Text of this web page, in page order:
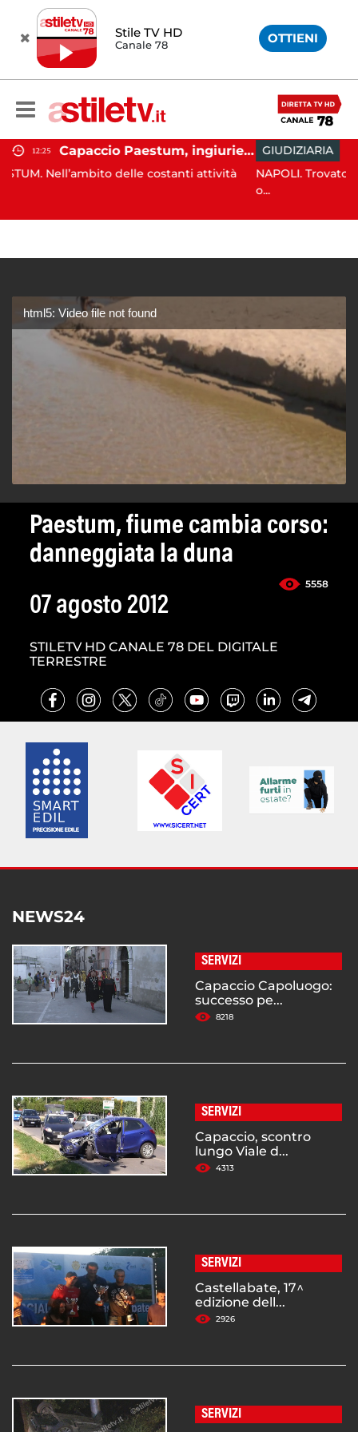
Stile TV HD
Canale 78 OTTIENI
Capaccio Paestum, ingiurie alla Polizia Municipale sui social: indagato un cittadino
delle costanti attività
GIUDIZIARIA 13:26
NAPOLI. Trovato l'accordo per il
html5: Video file not found
Paestum, fiume cambia corso:
danneggiata la duna
5558
07 agosto 2012
STILETV HD CANALE 78 DEL DIGITALE
TERRESTRE
NEWS24
SERVIZI
Capaccio Capoluogo:
successo pe...
8218
SERVIZI
Capaccio, scontro
lungo Viale d...
4313
SERVIZI
Castellabate, 17^
edizione dell...
2926
SERVIZI